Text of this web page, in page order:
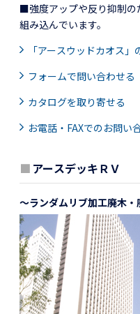
■強度アップや反り抑制の
組み込んでいます。
「アースウッドカオス
フォームで問い合わせる
カタログを取り寄せる
お電話・FAXでのお問い
■ アースデッキＲＶ
～ランダムリブ加工廃木